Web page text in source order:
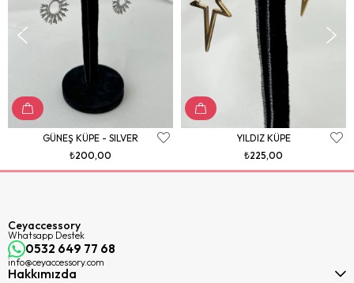
GÜNEŞ KÜPE - SILVER
₺200,00
YILDIZ KÜPE
₺225,00
Ceyaccessory
Whatsapp Destek
0532 649 77 68
info@ceyaccessory.com
Hakkımızda